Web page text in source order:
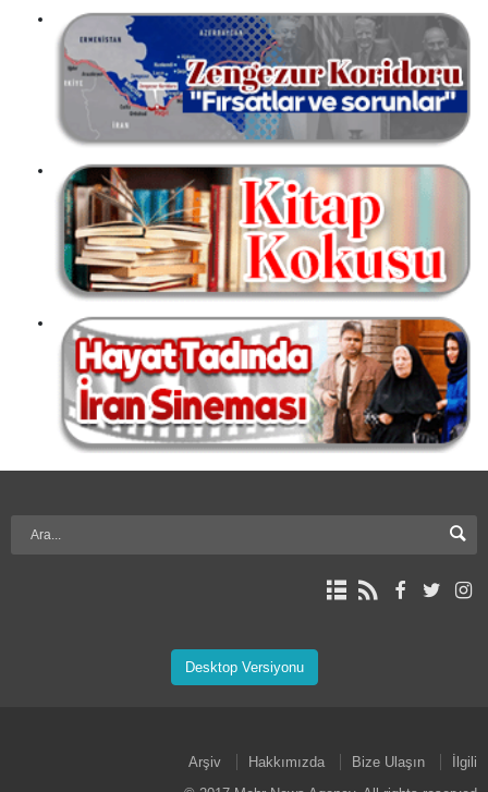
Desktop Versiyonu
Arşiv Hakkımızda Bize Ulaşın
İlgili